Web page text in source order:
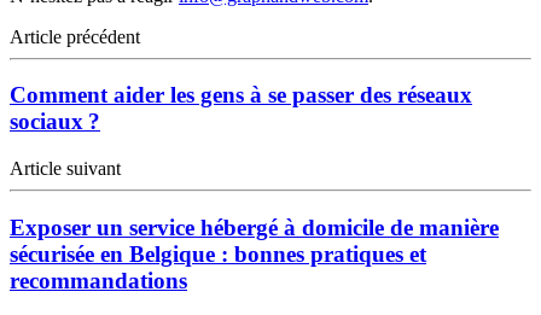
Article précédent
Comment aider les gens à se passer des réseaux
sociaux ?
Article suivant
Exposer un service hébergé à domicile de manière
sécurisée en Belgique : bonnes pratiques et
recommandations